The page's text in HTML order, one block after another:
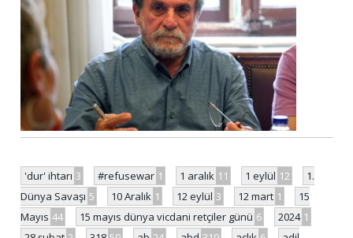
'dur' ihtarı 3 #refusewar 1 1 aralık 11 1 eylül 12
1.
Dünya Savaşı 5 10 Aralık 1 12 eylül 3 12 mart 1
15
Mayıs 44 15 mayıs dünya vicdani retçiler günü 6 2024 1